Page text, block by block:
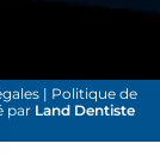
| Politique de
par Land Dentiste